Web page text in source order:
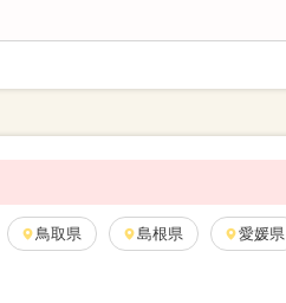
鳥取県 島根県 愛媛県